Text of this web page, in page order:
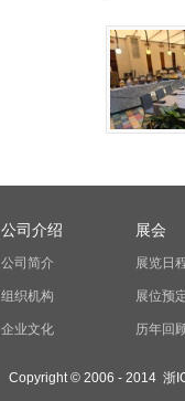
公司介绍
公司简介
组织机构
企业文化
展会
展览日
展位预
历年回
Copyright © 2006 - 2014 浙